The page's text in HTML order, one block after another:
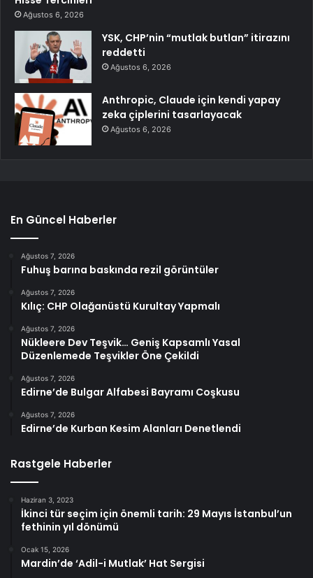
Ağustos 6, 2026
YSK, CHP’nin “mutlak butlan” itirazını
reddetti
Ağustos 6, 2026
Anthropic, Claude için kendi yapay
zeka çiplerini tasarlayacak
Ağustos 6, 2026
En Güncel Haberler
Ağustos 7, 2026
Fuhuş barına baskında rezil görüntüler
Ağustos 7, 2026
Kılıç: CHP Olağanüstü Kurultay Yapmalı
Ağustos 7, 2026
Nükleere Dev Teşvik… Geniş Kapsamlı Yasal
Düzenlemede Teşvikler Öne Çekildi
Ağustos 7, 2026
Edirne’de Bulgar Alfabesi Bayramı Coşkusu
Ağustos 7, 2026
Edirne’de Kurban Kesim Alanları Denetlendi
Rastgele Haberler
Haziran 3, 2023
İkinci tür seçim için önemli tarih: 29 Mayıs İstanbul’un
fethinin yıl dönümü
Ocak 15, 2026
Mardin’de ‘Adil-i Mutlak’ Hat Sergisi